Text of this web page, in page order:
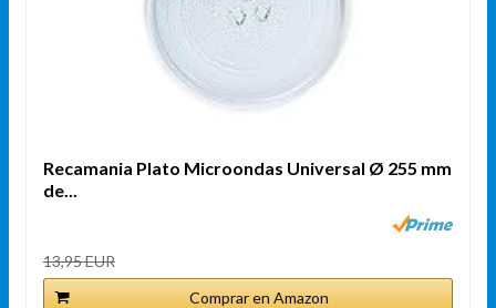
Recamania Plato Microondas Universal Ø 255 mm
de...
13,95 EUR
Comprar en Amazon